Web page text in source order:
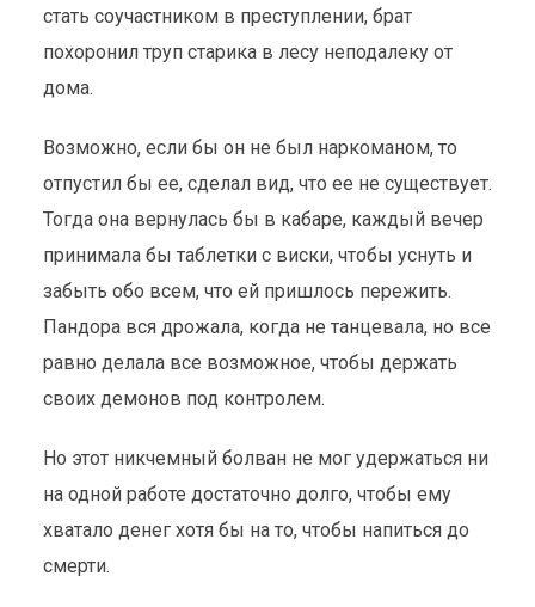
стать соучастником в преступлении, брат
похоронил труп старика в лесу неподалеку от
дома.
Возможно, если бы он не был наркоманом, то
отпустил бы ее, сделал вид, что ее не существует.
Тогда она вернулась бы в кабаре, каждый вечер
принимала бы таблетки с виски, чтобы уснуть и
забыть обо всем, что ей пришлось пережить.
Пандора вся дрожала, когда не танцевала, но все
равно делала все возможное, чтобы держать
своих демонов под контролем.
Но этот никчемный болван не мог удержаться ни
на одной работе достаточно долго, чтобы ему
хватало денег хотя бы на то, чтобы напиться до
смерти.